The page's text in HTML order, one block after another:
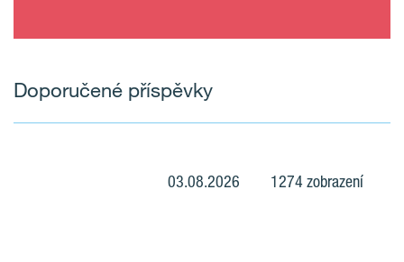
Doporučené příspěvky
03.08.2026 1274 zobrazení